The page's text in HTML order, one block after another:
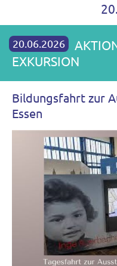
20.06.2026
EXKURSION
Bildungsfahrt zur
Essen